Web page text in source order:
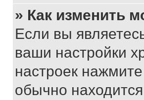
» Как изменить
Если вы
ваши настройки
настроек
обычно